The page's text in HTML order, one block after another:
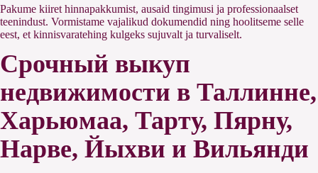
Pakume kiiret hinnapakkumist, ausaid tingimusi ja professionaalset
teenindust. Vormistame vajalikud dokumendid ning hoolitseme selle
eest, et kinnisvaratehing kulgeks sujuvalt ja turvaliselt.
Срочный выкуп
недвижимости в Таллинне,
Харьюмаа, Тарту, Пярну,
Нарве, Йыхви и Вильянди